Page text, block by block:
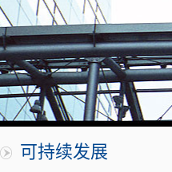
可持续发展